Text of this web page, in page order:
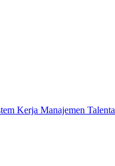
Kerja Manajemen Talenta